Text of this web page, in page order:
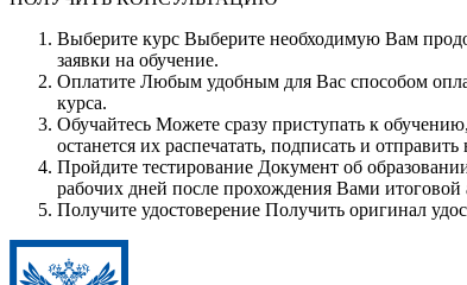
Выберите курс Выберите необходимую Вам
заявки на обучение.
Оплатите Любым удобным для Вас способом
курса.
Обучайтесь Можете сразу приступать к
останется их распечатать, подписать и
Пройдите тестирование Документ об
рабочих дней после прохождения Вами итоговой
Получите удостоверение Получить оригинал